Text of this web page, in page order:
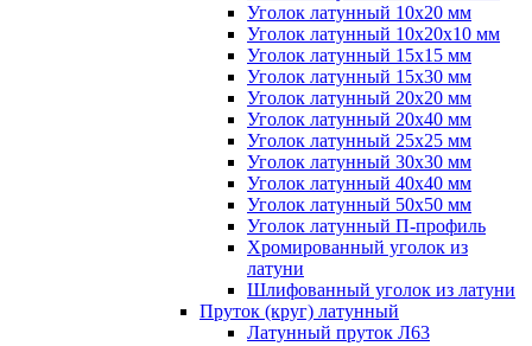
Уголок латунный 10x20 мм
Уголок латунный 10x20x10 мм
Уголок латунный 15x15 мм
Уголок латунный 15x30 мм
Уголок латунный 20x20 мм
Уголок латунный 20x40 мм
Уголок латунный 25x25 мм
Уголок латунный 30x30 мм
Уголок латунный 40x40 мм
Уголок латунный 50x50 мм
Уголок латунный П-профиль
Хромированный уголок из
латуни
Шлифованный уголок из латуни
Пруток (круг) латунный
Латунный пруток Л63